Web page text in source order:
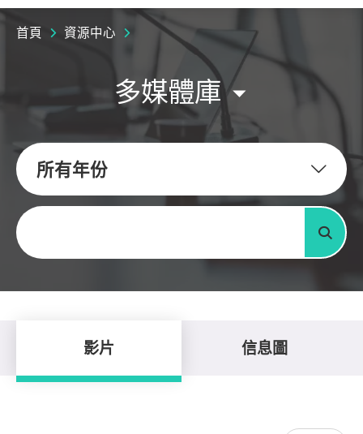
首頁 資源中心
多媒體庫
所有年份
關鍵字
搜尋
影片 信息圖